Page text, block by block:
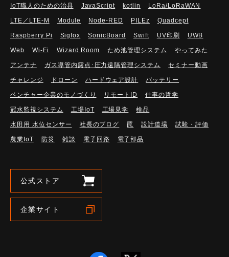
IoT職人のための治具 JavaScript kotlin LoRa/LoRaWAN
LTE／LTE-M Module Node-RED PILEz Quadcept
Raspberry Pi Sigfox SonicBoard Swift UV印刷 UWB
Web Wi-Fi Wizard Room ため池管理システム やってみた
アンテナ ガス導管内露点･圧力遠隔管理システム セミナー動画
チャレンジ ドローン ハードウェア設計 バッテリー
ベンチャー企業のモノづくり リモートID 仕事の哲学
冠水監視システム 工場IoT 工場見学 検品
水田用 水位センサー 社長のブログ 罠 設計道場 試験・評価
農業IoT 防災 雑談 電子回路 電子部品
公式ストア
企業サイト